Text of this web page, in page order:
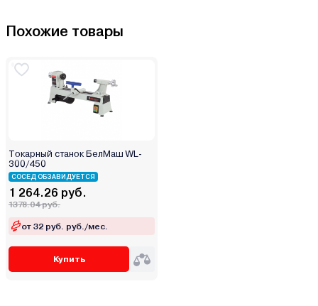
Похожие товары
Токарный станок БелМаш WL-
300/450
СОСЕД ОБЗАВИДУЕТСЯ
1 264.26 руб.
1378.04 руб.
от 32 руб. руб./мес.
Купить